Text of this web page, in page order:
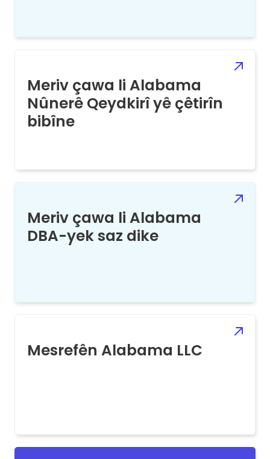
Meriv çawa li Alabama
Nûnerê Qeydkirî yê çêtirîn
bibîne
Meriv çawa li Alabama
DBA-yek saz dike
Mesrefên Alabama LLC